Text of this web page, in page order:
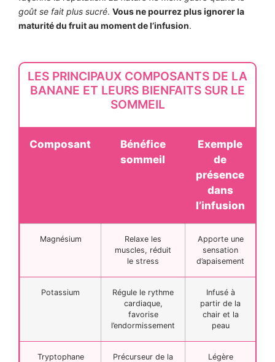
goût se fait plus sucré. Vous ne pourrez plus ignorer la
maturité du fruit au moment de l’infusion.
LES PRINCIPAUX COMPOSANTS DE LA
BANANE ET LEURS BIENFAITS SUR LE
SOMMEIL
Composant
Bénéfice
sommeil
Exemple
de
présence
dans
l’infusion
Magnésium
Relaxe les
muscles, réduit
le stress
Apporte une
sensation
d’apaisement
Potassium
Régule le rythme
cardiaque,
favorise
l’endormissement
Infusé à
partir de la
chair et la
peau
Tryptophane
Précurseur de la
Légère